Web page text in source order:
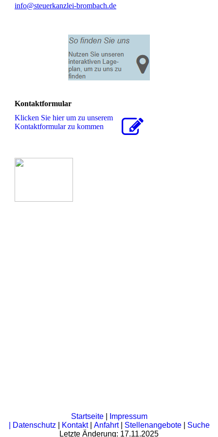
info@steuerkanzlei-brombach.de
Kontaktformular
Klicken Sie hier um zu unserem
Kon­takt­for­mu­lar zu kommen
Startseite|
Impressum
Datenschutz Kontakt| Anfahrt| Stellenangebote| Suche
Letzte Änderung: 17.11.2025